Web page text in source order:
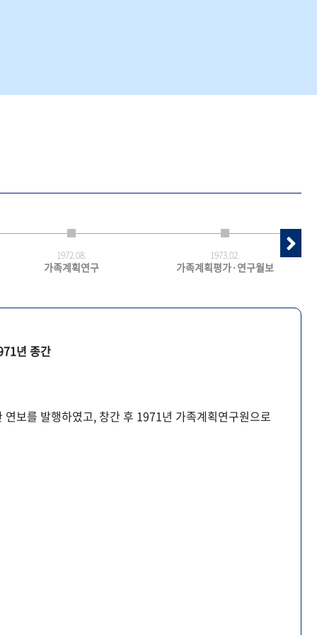
1972.08.
가족계획연구
1973.02.
가족계획평가·연구월보
년 종간
보를 발행하였고, 창간 후 1971년 가족계획연구원으로